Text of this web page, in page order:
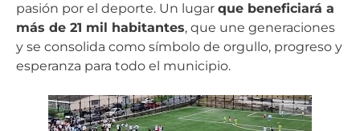
pasión por el deporte. Un lugar que beneficiará a
más de 21 mil habitantes, que une generaciones
y se consolida como símbolo de orgullo, progreso y
esperanza para todo el municipio.